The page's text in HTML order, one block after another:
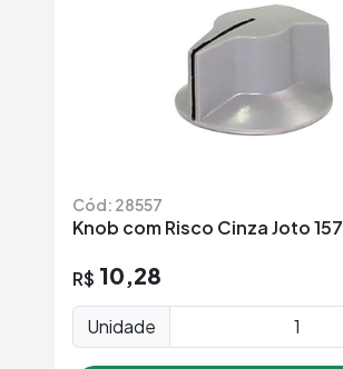
Cód: 28557
Knob com Risco Cinza Joto 157
R$ 10,28
Unidade